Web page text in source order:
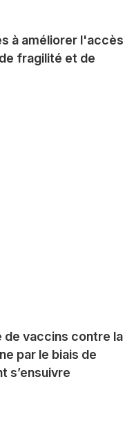
à améliorer l'accès
fragilité et de
de vaccins contre la
par le biais de
s’ensuivre